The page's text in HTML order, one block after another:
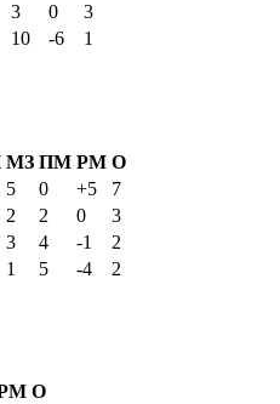
3 0
3
10 -6
1
МЗ ПМ РМ О
5 0 +5
7
2 2 0
3
3 4 -1
2
1 5 -4
2
О